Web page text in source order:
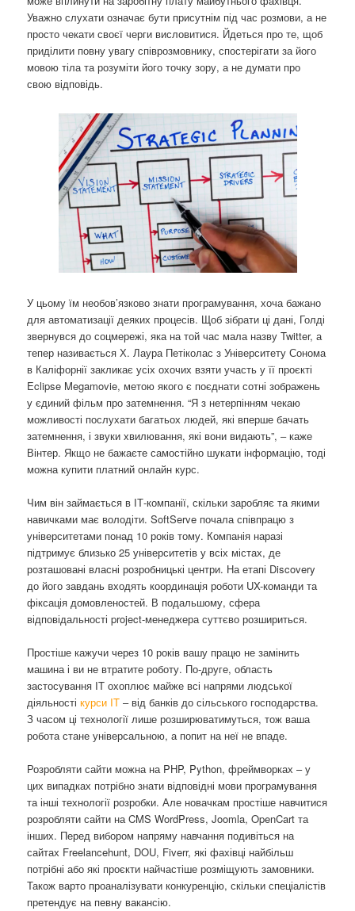
Уважно слухати означає бути присутнім під час розмови, а не
просто чекати своєї черги висловитися. Йдеться про те, щоб
приділити повну увагу співрозмовнику, спостерігати за його
мовою тіла та розуміти його точку зору, а не думати про
свою відповідь.
У цьому їм необов’язково знати програмування, хоча бажано
для автоматизації деяких процесів. Щоб зібрати ці дані, Голді
звернувся до соцмережі, яка на той час мала назву Twitter, а
тепер називається Х. Лаура Петіколас з Університету Сонома
в Каліфорнії закликає усіх охочих взяти участь у її проєкті
Eclipse Megamovie, метою якого є поєднати сотні зображень
у єдиний фільм про затемнення. “Я з нетерпінням чекаю
можливості послухати багатьох людей, які вперше бачать
затемнення, і звуки хвилювання, які вони видають”, – каже
Вінтер. Якщо не бажаєте самостійно шукати інформацію, тоді
можна купити платний онлайн курс.
Чим він займається в ІТ-компанії, скільки заробляє та якими
навичками має володіти. SoftServe почала співпрацю з
університетами понад 10 років тому. Компанія наразі
підтримує близько 25 університетів у всіх містах, де
розташовані власні розробницькі центри. На етапі Discovery
до його завдань входять координація роботи UX-команди та
фіксація домовленостей. В подальшому, сфера
відповідальності project-менеджера суттєво розшириться.
Простіше кажучи через 10 років вашу працю не замінить
машина і ви не втратите роботу. По-друге, область
застосування IT охоплює майже всі напрями людської
діяльностікурси IT – від банків до сільського господарства.
З часом ці технології лише розширюватимуться, тож ваша
робота стане універсальною, а попит на неї не впаде.
Розробляти сайти можна на PHP, Python, фреймворках – у
цих випадках потрібно знати відповідні мови програмування
та інші технології розробки. Але новачкам простіше навчитися
розробляти сайти на CMS WordPress, Joomla, OpenCart та
інших. Перед вибором напряму навчання подивіться на
сайтах Freelancehunt, DOU, Fiverr, які фахівці найбільш
потрібні або які проєкти найчастіше розміщують замовники.
Також варто проаналізувати конкуренцію, скільки спеціалістів
претендує на певну вакансію.